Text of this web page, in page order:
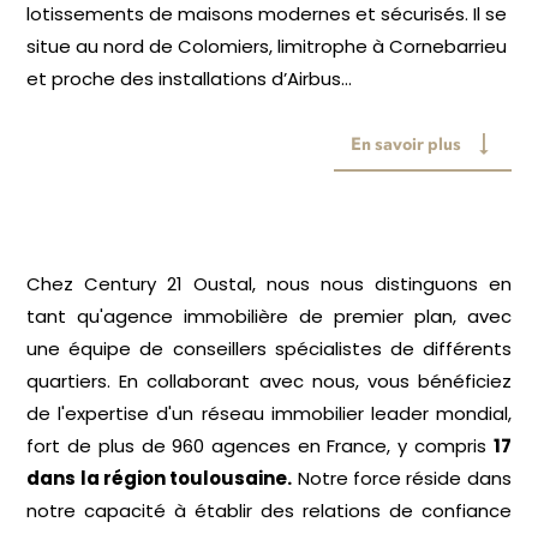
lotissements de maisons modernes et sécurisés. Il se
situe au nord de Colomiers, limitrophe à Cornebarrieu
et proche des installations d’Airbus...
En savoir plus
Chez Century 21 Oustal, nous nous distinguons en
tant qu'agence immobilière de premier plan, avec
une équipe de conseillers spécialistes de différents
quartiers. En collaborant avec nous, vous bénéficiez
de l'expertise d'un réseau immobilier leader mondial,
fort de plus de 960 agences en France, y compris 17
dans la région toulousaine. Notre force réside dans
notre capacité à établir des relations de confiance